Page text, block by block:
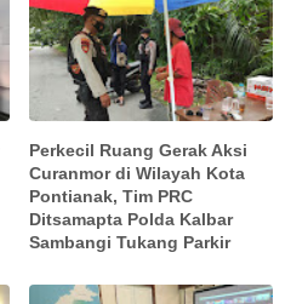
Perkecil Ruang Gerak Aksi
Curanmor di Wilayah Kota
Pontianak, Tim PRC
Ditsamapta Polda Kalbar
Sambangi Tukang Parkir